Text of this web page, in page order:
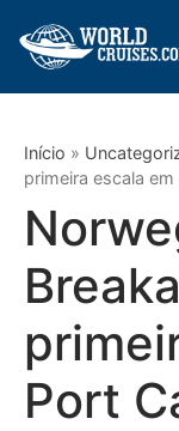
Início »
primeira escala
Port